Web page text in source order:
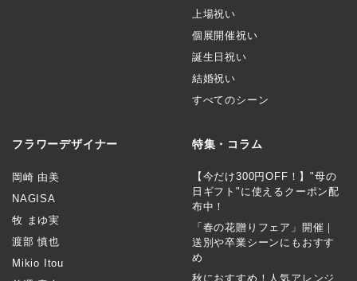
上場祝い
個展開催祝い
誕生日祝い
結婚祝い
すべてのシーン
フラワーデザイナー
岡崎 由美
NAGISA
牧 まゆ実
渡部 慎也
Mikio Itou
特集・コラム
【今だけ300円OFF！】"母の
日ギフト"に使えるクーポン配
布中！
「春の花贈りフェア」開催｜
送別や卒業シーンにもおすす
め
秋におすすめ！人気アレンジ